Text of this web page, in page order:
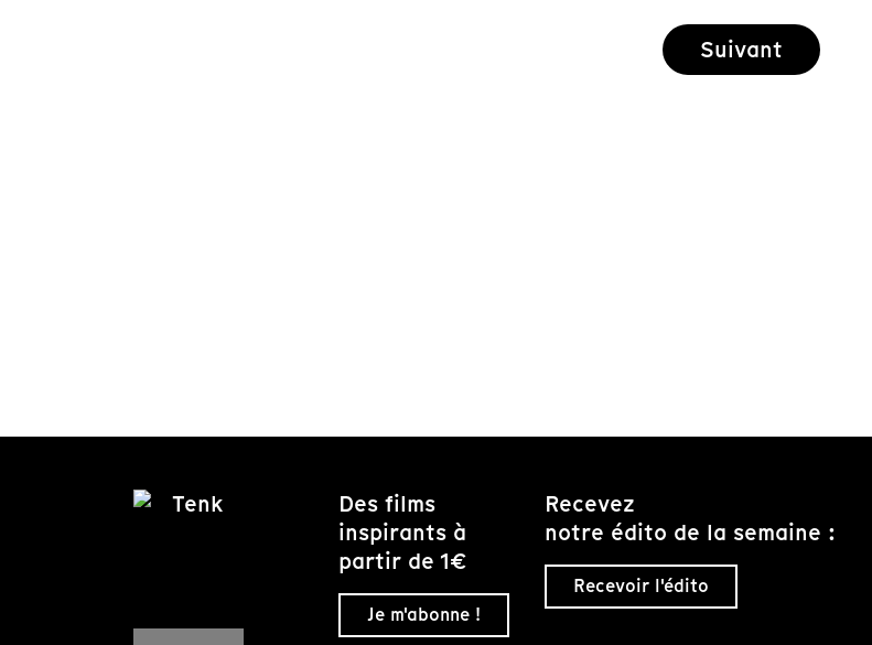
Suivant
Des films
inspirants à
partir de 1€
Je m'abonne !
Recevez
notre édito de la semaine :
Recevoir l'édito